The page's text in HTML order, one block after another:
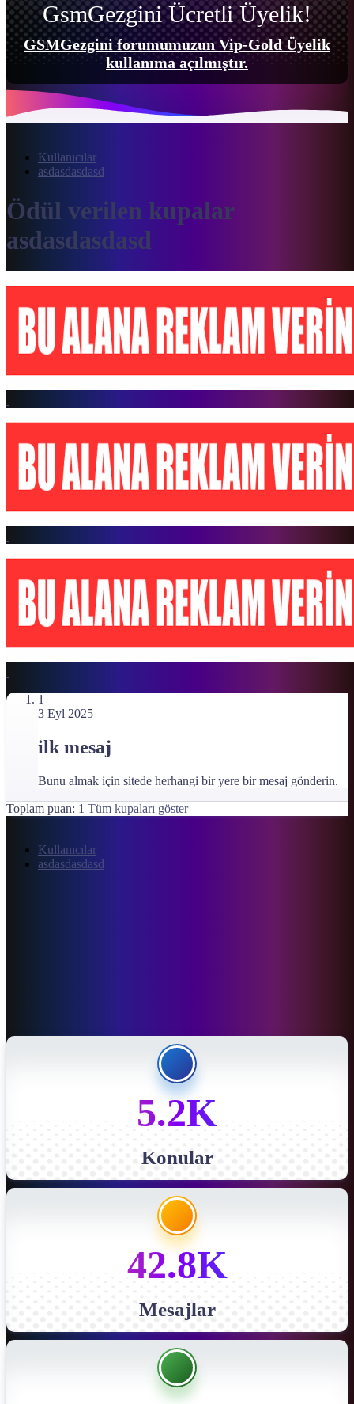
GsmGezgini Ücretli Üyelik!
GSMGezgini forumumuzun Vip-Gold Üyelik
kullanıma açılmıştır.
Kullanıcılar
asdasdasdasd
Ödül verilen kupalar
asdasdasdasd
1
3 Eyl 2025
ilk mesaj
Bunu almak için sitede herhangi bir yere bir mesaj gönderin.
Toplam puan: 1 Tüm kupaları göster
Kullanıcılar
asdasdasdasd
5.2K
Konular
42.8K
Mesajlar